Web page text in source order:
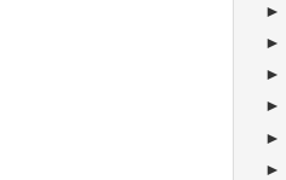
►
►
►
►
►
►